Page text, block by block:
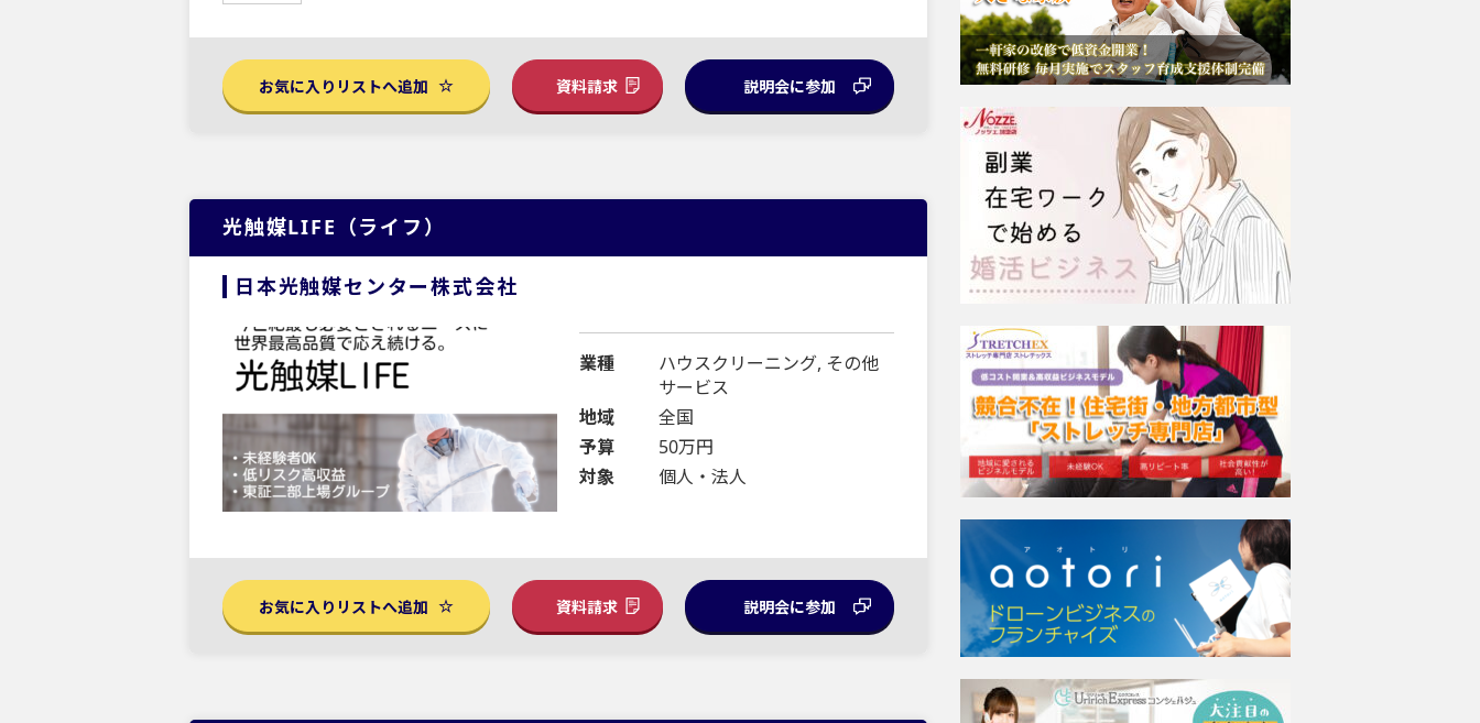
お気に入りリストへ追加 資料請求 説明会に参加
光触媒LIFE（ライフ）
日本光触媒センター株式会社
業種
ハウスクリーニング, その他
サービス
地域
全国
予算
50万円
対象
個人・法人
お気に入りリストへ追加 資料請求 説明会に参加